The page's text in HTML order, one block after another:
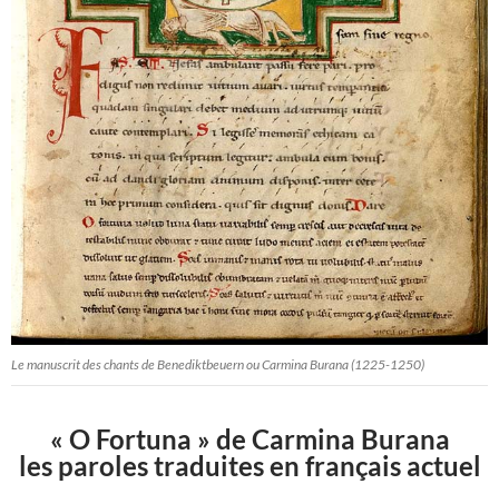
Le manuscrit des chants de Benediktbeuern ou Carmina Burana (1225-1250)
« O Fortuna » de Carmina Burana
les paroles traduites en français actuel